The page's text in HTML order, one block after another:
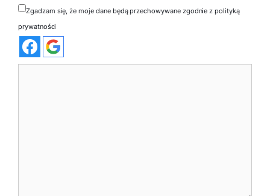
Zgadzam się, że moje dane będą przechowywane zgodnie z polityką
prywatności